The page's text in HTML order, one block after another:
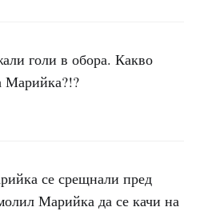
голи в обора. Какво
Марийка?!?
се срещнали пред
Марийка да се качи на